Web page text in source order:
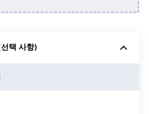
Google 드라이브에서
택 사항)